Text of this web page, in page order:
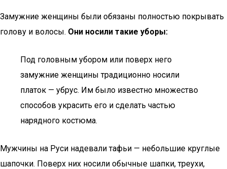
Замужние женщины были обязаны полностью покрывать
голову и волосы. Они носили такие уборы:
Под головным убором или поверх него
замужние женщины традиционно носили
платок — убрус. Им было известно множество
способов украсить его и сделать частью
нарядного костюма.
Мужчины на Руси надевали тафьи — небольшие круглые
шапочки. Поверх них носили обычные шапки, треухи,